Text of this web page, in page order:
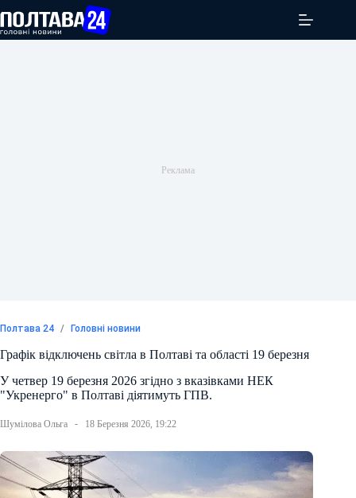
вмісту
Полтава 24 / Головні новини
Графік відключень світла в Полтаві та області 19 березня
У четвер 19 березня 2026 згідно з вказівками НЕК
"Укренерго" в Полтаві діятимуть ГПВ.
Шумілова Ольга 18 Березня 2026, 19:22